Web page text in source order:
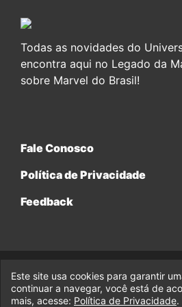
Todas as novidades do
encontra aqui no Legado da
sobre Marvel do Brasil!
Fale Conosco
Política de Privacidade
Feedback
© 2017-2026 Legado da Marvel,
Enterprises.
Este site usa cookies para garantir
continuar a navegar, você está de
mais, acesse: Política de Privacidade.